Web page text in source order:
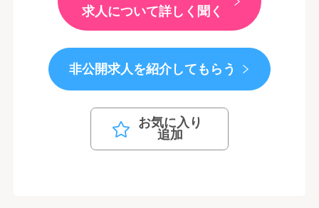
求人について詳しく聞く
非公開求人を紹介してもらう
お気に入り
追加